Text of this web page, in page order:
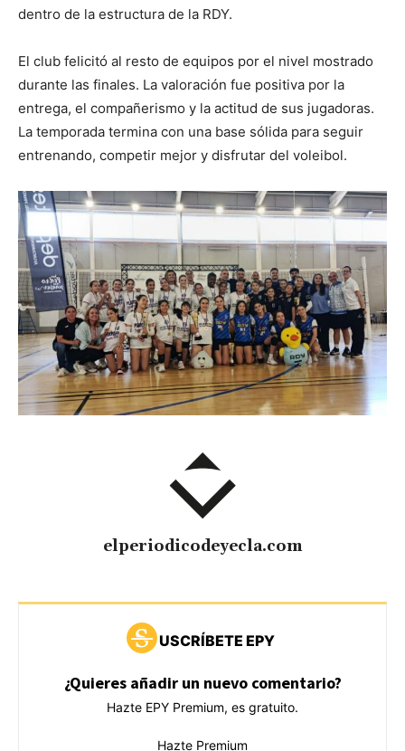
dentro de la estructura de la RDY.
El club felicitó al resto de equipos por el nivel mostrado
durante las finales. La valoración fue positiva por la
entrega, el compañerismo y la actitud de sus jugadoras.
La temporada termina con una base sólida para seguir
entrenando, competir mejor y disfrutar del voleibol.
elperiodicodeyecla.com
USCRÍBETE EPY
¿Quieres añadir un nuevo comentario?
Hazte EPY Premium, es gratuito.
Hazte Premium